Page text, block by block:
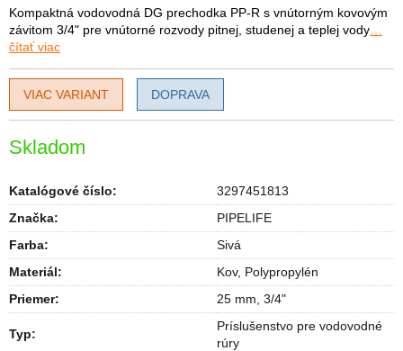
Skladom
Kompaktná vodovodná DG prechodka PP-R s vnútorným kovovým
závitom 3/4" pre vnútorné rozvody pitnej, studenej a teplej vody
čítať viac
Katalógové číslo:
3297451813
Značka:
PIPELIFE
Farba:
Sivá
Materiál:
Kov, Polypropylén
Priemer: 25 mm, 3/4"
Typ:
Príslušenstvo pre vodovodné
rúry
VIAC VARIANT DOPRAVA